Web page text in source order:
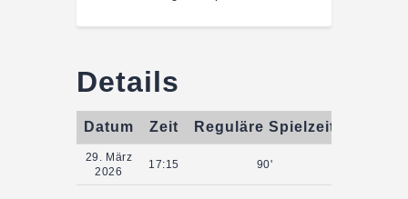
Details
Datum Zeit Reguläre Spielzeit
29. März
2026
17:15 90'